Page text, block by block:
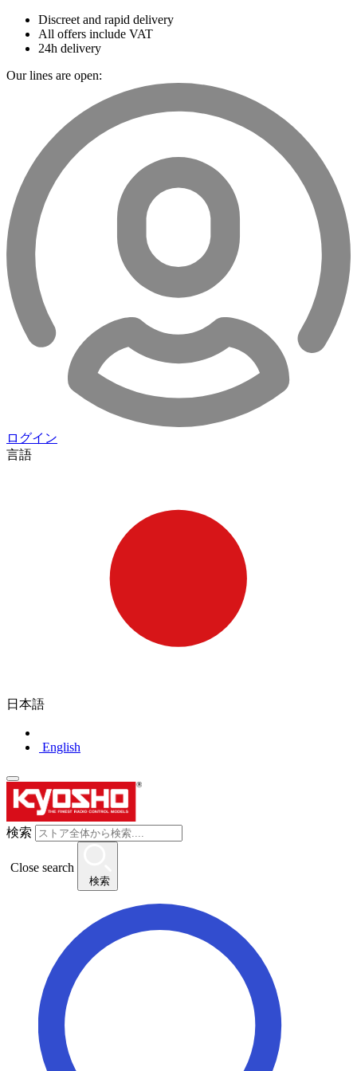
Discreet and rapid delivery
All offers include VAT
24h delivery
Our lines are open:
ログイン
言語
日本語
English
検索
Close search
検索